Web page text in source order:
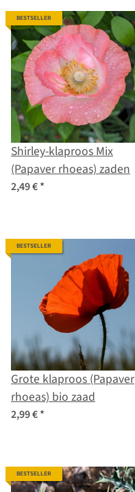
BESTSELLER
Shirley-klaproos Mix
(Papaver rhoeas) zaden
2,49 €*
BESTSELLER
Grote klaproos (Papaver
rhoeas) bio zaad
2,99 €*
BESTSELLER